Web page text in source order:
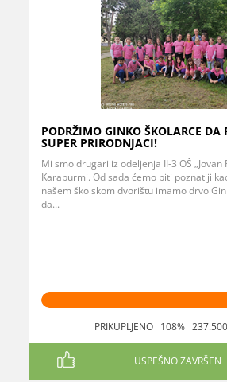
PODRŽIMO GINKO ŠKOLARCE DA
SUPER PRIRODNJACI!
Mi smo drugari iz odeljenja II-3 OŠ „Jovan
Karaburmi. Od sada ćemo biti poznatiji
našem školskom dvorištu imamo drvo
da...
PRIKUPLJENO 108%
USPEŠNO ZAVRŠEN